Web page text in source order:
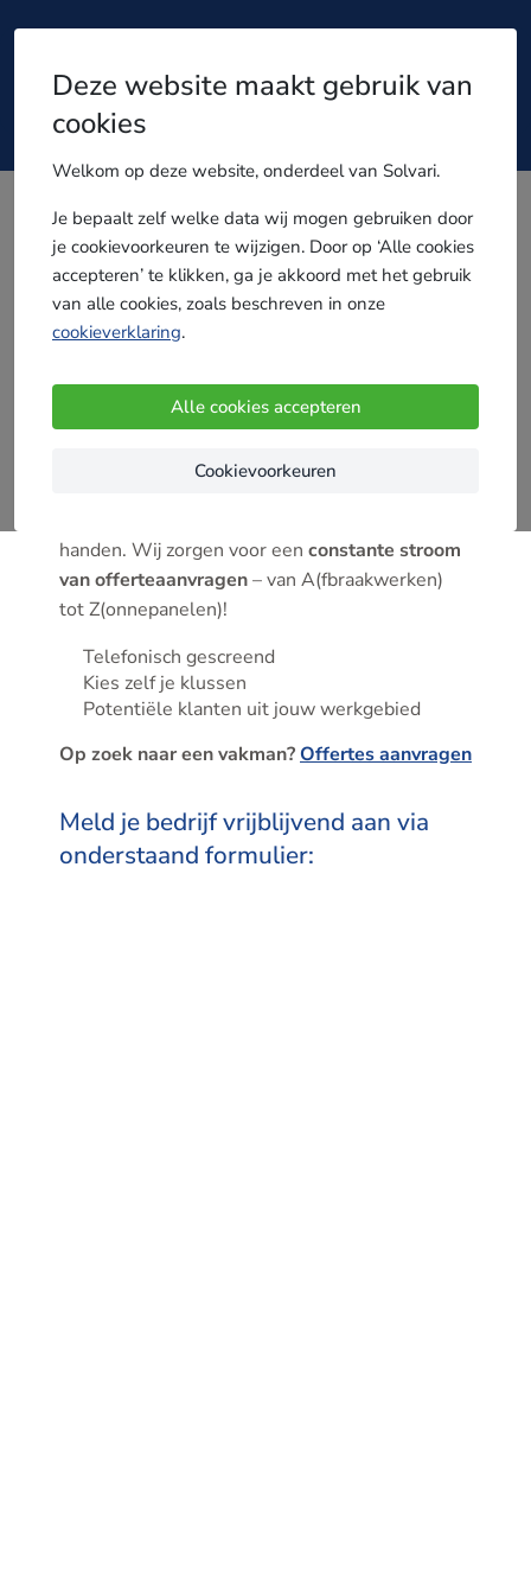
Deze website maakt gebruik van
cookies
Welkom op deze website, onderdeel van Solvari.
Je bepaalt zelf welke data wij mogen gebruiken door
je cookievoorkeuren te wijzigen. Door op ‘Alle cookies
accepteren’ te klikken, ga je akkoord met het gebruik
van alle cookies, zoals beschreven in onze
cookieverklaring.
Alle cookies accepteren
Cookievoorkeuren
klantenbestand
Nieuwe klanten voor
(ver)bouwen en
Werk je bij een (ver)bouwbedrijf of ben je
zelfstandig vakman? Verlies je veel tijd met het
handen. Wij zorgen voor een constante stroom
van offerteaanvragen– van A(fbraakwerken)
tot Z(onnepanelen)!
Telefonisch gescreend
Kies zelf je klussen
Potentiële klanten uit jouw werkgebied
Op zoek naar een vakman?Offertes aanvragen
Meld je bedrijf vrijblijvend aan via
onderstaand formulier: